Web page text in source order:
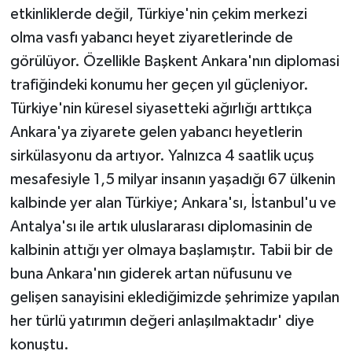
etkinliklerde değil, Türkiye'nin çekim merkezi
olma vasfı yabancı heyet ziyaretlerinde de
görülüyor. Özellikle Başkent Ankara'nın diplomasi
trafiğindeki konumu her geçen yıl güçleniyor.
Türkiye'nin küresel siyasetteki ağırlığı arttıkça
Ankara'ya ziyarete gelen yabancı heyetlerin
sirkülasyonu da artıyor. Yalnızca 4 saatlik uçuş
mesafesiyle 1,5 milyar insanın yaşadığı 67 ülkenin
kalbinde yer alan Türkiye; Ankara'sı, İstanbul'u ve
Antalya'sı ile artık uluslararası diplomasinin de
kalbinin attığı yer olmaya başlamıştır. Tabii bir de
buna Ankara'nın giderek artan nüfusunu ve
gelişen sanayisini eklediğimizde şehrimize yapılan
her türlü yatırımın değeri anlaşılmaktadır' diye
konuştu.